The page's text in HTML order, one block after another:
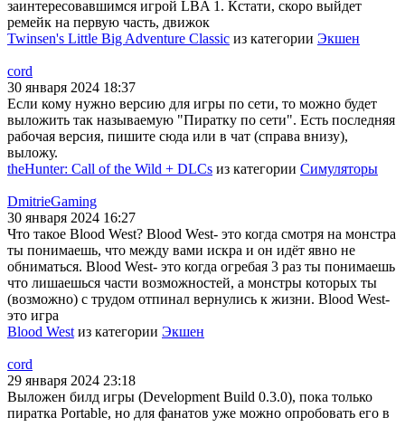
заинтересовавшимся игрой LBA 1. Кстати, скоро выйдет
ремейк на первую часть, движок
Twinsen's Little Big Adventure Classic из категории Экшен
cord
30 января 2024 18:37
Если кому нужно версию для игры по сети, то можно будет
выложить так называемую "Пиратку по сети". Есть последняя
рабочая версия, пишите сюда или в чат (справа внизу),
выложу.
theHunter: Call of the Wild + DLCs из категории Симуляторы
DmitrieGaming
30 января 2024 16:27
Что такое Blood West? Blood West- это когда смотря на монстра
ты понимаешь, что между вами искра и он идёт явно не
обниматься. Blood West- это когда огребая 3 раз ты понимаешь
что лишаешься части возможностей, а монстры которых ты
(возможно) с трудом отпинал вернулись к жизни. Blood West-
это игра
Blood West из категории Экшен
cord
29 января 2024 23:18
Выложен билд игры (Development Build 0.3.0), пока только
пиратка Portable, но для фанатов уже можно опробовать его в